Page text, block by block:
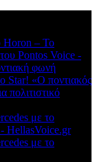
Horon – Το
Pontos Voice -
φωνή
Star! «Ο ποντιακός
πολιτιστικό
με το
- HellasVoice.grστο
με το